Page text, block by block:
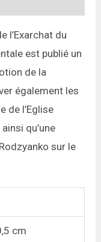
l’Exarchat du
est publié un
de la
également les
de l’Eglise
qu’une
sur le
cm